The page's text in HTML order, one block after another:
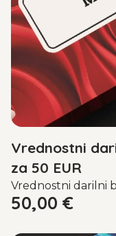
Vrednostni
za 50 EUR
Vrednostni darilni
50,00 €